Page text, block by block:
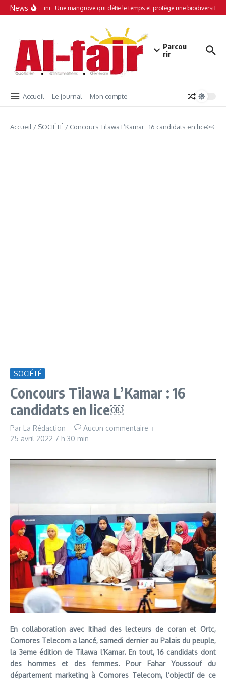
Aller au contenu
News
Simamboini : Une mangrove qui défie le temps et protège une biodiversité
Parcou
rir
Accueil Le journal Mon compte
Accueil / SOCIÉTÉ / Concours Tilawa L’Kamar : 16 candidats en lice￼
SOCIÉTÉ
Concours Tilawa L’Kamar : 16
candidats en lice￼
Par La Rédaction
Aucun commentaire
25 avril 2022 7 h 30 min
En collaboration avec Itihad des lecteurs de coran et Ortc,
Comores Telecom a lancé, samedi dernier au Palais du peuple,
la 3eme édition de Tilawa l’Kamar. En tout, 16 candidats dont
des hommes et des femmes. Pour Fahar Youssouf du
département marketing à Comores Telecom, l’objectif de ce